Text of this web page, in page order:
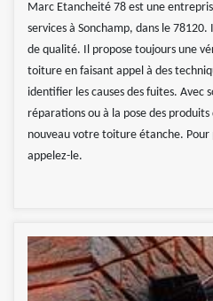
Marc Etancheité 78 est une
services à Sonchamp, dans le
de qualité. Il propose toujours une
toiture en faisant appel à des
identifier les causes des fuites. Avec
réparations ou à la pose des
nouveau votre toiture étanche. Pour
appelez-le.